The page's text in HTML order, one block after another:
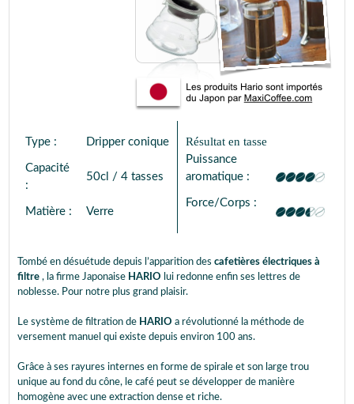
Type : Dripper conique
Capacité
:
50cl / 4 tasses
Matière : Verre
Résultat en tasse
Puissance
aromatique :
Force/Corps :
Tombé en désuétude depuis l’apparition des cafetières électriques à
filtre , la firme Japonaise HARIO lui redonne enfin ses lettres de
noblesse. Pour notre plus grand plaisir.
Le système de filtration de HARIO a révolutionné la méthode de
versement manuel qui existe depuis environ 100 ans.
Grâce à ses rayures internes en forme de spirale et son large trou
unique au fond du cône, le café peut se développer de manière
homogène avec une extraction dense et riche.